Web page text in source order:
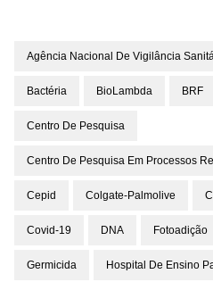
Agência Nacional De Vigilância
Bactéria BioLambda BRF
Centro De Pesquisa
Centro De Pesquisa Em Processos
Cepid Colgate-Palmolive
Covid-19 DNA Fotoadição
Germicida Hospital De Ensino